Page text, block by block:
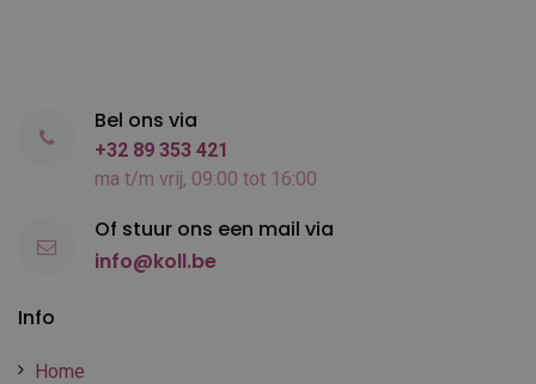
Info
Home
Bel ons via
+32 89 353 421
ma t/m vrij, 09:00 tot 16:00
Of stuur ons een mail via
info@koll.be